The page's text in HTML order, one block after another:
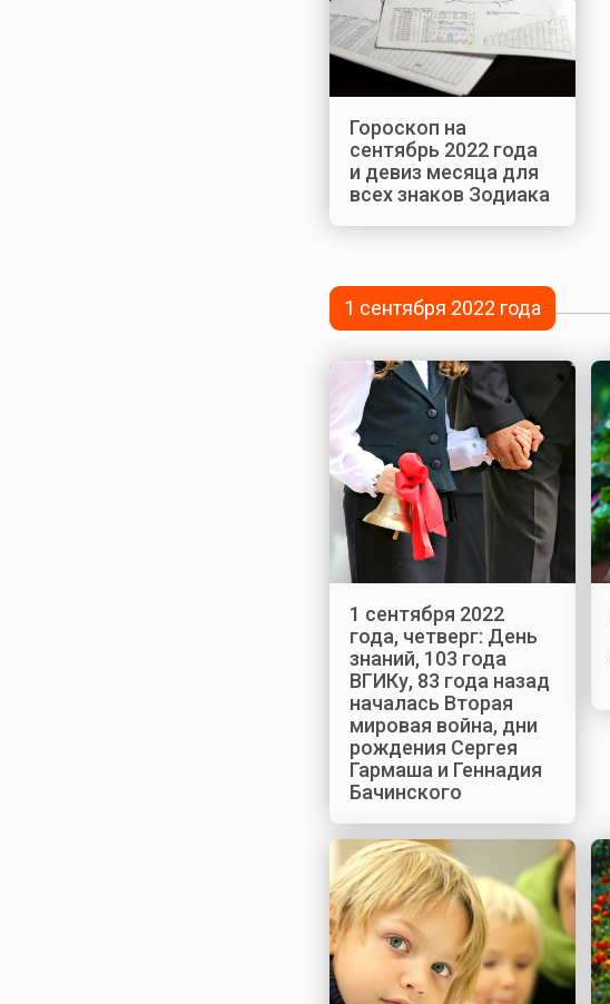
Гороскоп на
сентябрь 2022 года
и девиз месяца для
всех знаков Зодиака
1 сентября 2022 года
1 сентября 2022
года, четверг: День
знаний, 103 года
ВГИКу, 83 года назад
началась Вторая
мировая война, дни
рождения Сергея
Гармаша и Геннадия
Бачинского